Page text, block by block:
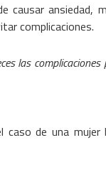
causar ansiedad,
complicaciones.
las
de una